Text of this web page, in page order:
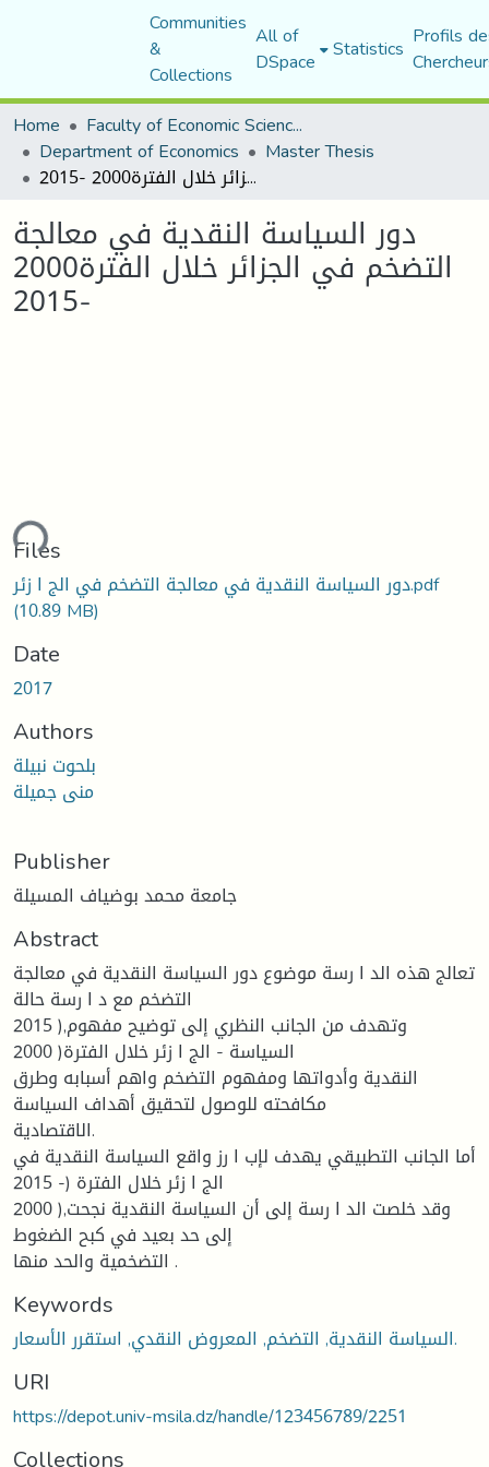
Communities
&
Collections
All of
DSpace Statistics Profils
Home
Faculty of Economic Sciences, Commerce and Management Sciences
Department of Economics Master Thesis
دور السیاسة النقدیة في معالجة التضخم في الجزائر خلال الفترة2000 -2015
دور السیاسة النقدیة في معالجة
التضخم في الجزائر خلال الفترة2000
-2015
Files
دور السیاسة النقدیة في معالجة التضخم في الج ا زئر.pdf
(10.89 MB)
Date
2017
Authors
بلحوت نبيلة
منى جميلة
Publisher
جامعة محمد بوضياف المسيلة
Abstract
تعالج هذه الد ا رسة موضوع دور السیاسة النقدیة في معالجة
التضخم مع د ا رسة حالة
2015 ),وتهدف من الجانب النظري إلى توضیح مفهوم
السیاسة - الج ا زئر خلال الفترة( 2000
النقدیة وأدواتها ومفهوم التضخم واهم أسبابه وطرق
مكافحته للوصول لتحقیق أهداف السیاسة
الاقتصادیة.
أما الجانب التطبیقي یهدف لإب ا رز واقع السیاسة النقدیة في
الج ا زئر خلال الفترة (- 2015
2000 ),وقد خلصت الد ا رسة إلى أن السیاسة النقدیة نجحت
إلى حد بعید في كبح الضغوط
التضخمیة والحد منها .
Keywords
السیاسة النقدیة, التضخم, المعروض النقدي, استقرر الأسعار.
URI
https://depot.univ-msila.dz/handle/123456789/2251